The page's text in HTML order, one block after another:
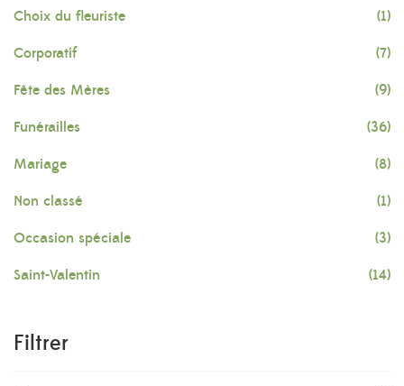
Choix du fleuriste (1)
Corporatif (7)
Fête des Mères (9)
Funérailles (36)
Mariage (8)
Non classé (1)
Occasion spéciale (3)
Saint-Valentin (14)
Filtrer